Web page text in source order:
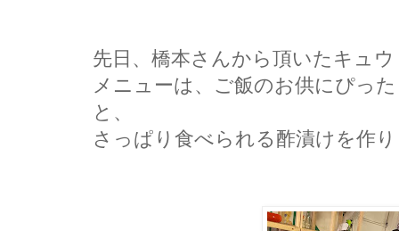
先日、橋本さんから頂いたキュ
メニューは、ご飯のお供にぴっ
と、
さっぱり食べられる酢漬けを作